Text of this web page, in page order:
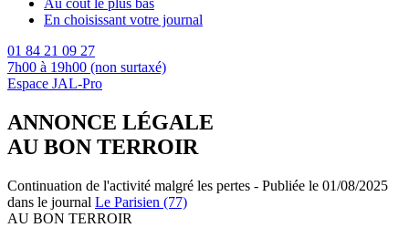
Au coût le plus bas
En choisissant votre journal
01 84 21 09 27
7h00 à 19h00 (non surtaxé)
Espace JAL-Pro
ANNONCE LÉGALE
AU BON TERROIR
Continuation de l'activité malgré les pertes - Publiée le 01/08/2025
dans le journal Le Parisien (77)
AU BON TERROIR